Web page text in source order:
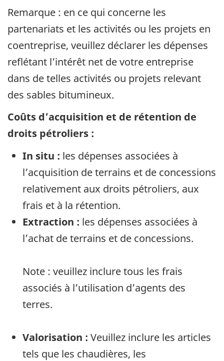
Remarque : en ce qui concerne les
partenariats et les activités ou les projets en
coentreprise, veuillez déclarer les dépenses
reflétant l’intérêt net de votre entreprise
dans de telles activités ou projets relevant
des sables bitumineux.
Coûts d’acquisition et de rétention de
droits pétroliers :
In situ : les dépenses associées à
l’acquisition de terrains et de concessions
relativement aux droits pétroliers, aux
frais et à la rétention.
Extraction : les dépenses associées à
l’achat de terrains et de concessions.
Note : veuillez inclure tous les frais
associés à l’utilisation d’agents des
terres.
Valorisation : Veuillez inclure les articles
tels que les chaudières, les